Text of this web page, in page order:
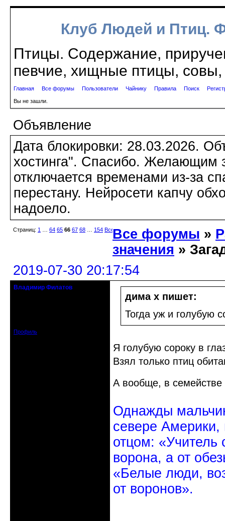
Клуб Людей и Птиц.
Птицы. Содержание,
певчие, хищные птицы, совы,
Главная Все форумы Пользователи Чайнику Правила Поиск
Вы не зашли.
Объявление
Дата блокировки: 28.03.2026.
хостинга". Спасибо. Желающим
отключается временами из-за
перестану. Нейросети капчу
надоело.
Страниц: 1 64 65 66 67 68 154 ВсеВсе форумы »
значения »
2019-07-30 20:17:54
Владимир Филатов
Профиль
дима х пишет:
Тогда уж и голубую
Я голубую сороку в
Взял только птиц
А вообще, в
Однажды
севере
отцом: «Учитель
ворона, а от
«Белые люди,
от воронов».